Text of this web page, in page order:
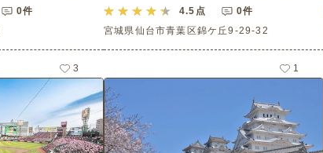
0件
3
4.5 点
0件
宮城県仙台市青葉区錦ケ丘9-29-32
1